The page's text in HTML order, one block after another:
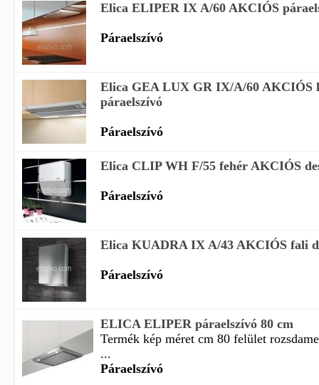
Elica ELIPER IX A/60 AKCIÓS
Páraelszívó
Elica GEA LUX GR IX/A/60 AKCIÓS
páraelszívó
Páraelszívó
Elica CLIP WH F/55 fehér AKCIÓS
Páraelszívó
Elica KUADRA IX A/43 AKCIÓS fali
Páraelszívó
ELICA ELIPER páraelszívó 80 cm
Termék kép méret cm 80 felület
...
Páraelszívó